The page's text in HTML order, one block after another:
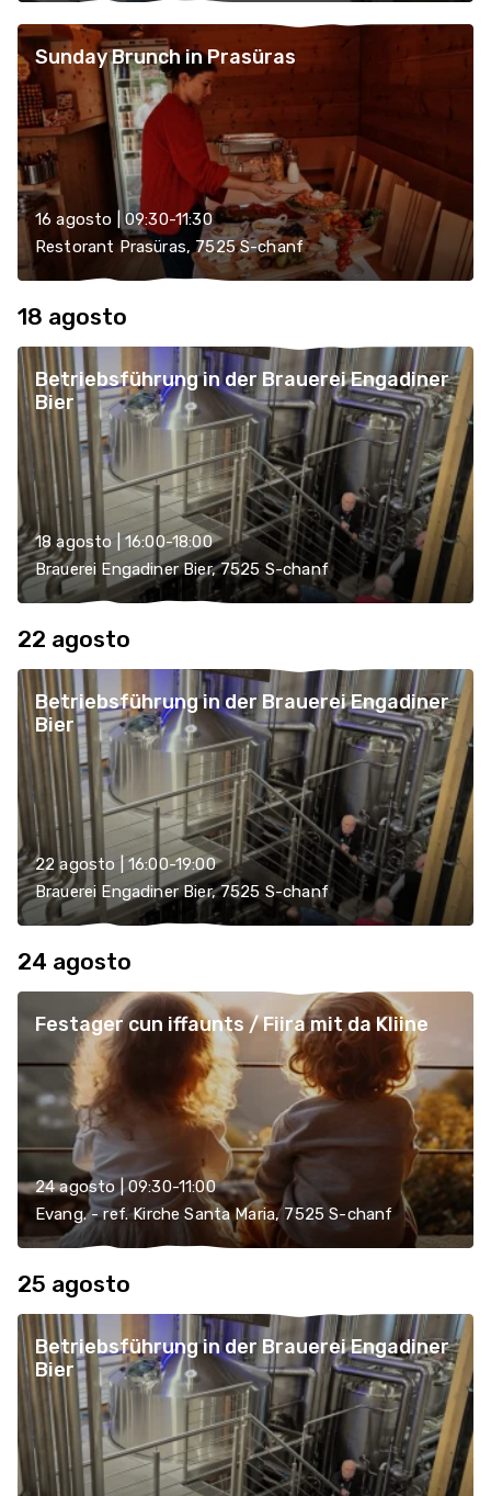
Sunday Brunch in Prasüras
16 agosto | 09:30-11:30
Restorant Prasüras, 7525 S-chanf
18 agosto
Betriebsführung in der Brauerei Engadiner
Bier
18 agosto | 16:00-18:00
Brauerei Engadiner Bier, 7525 S-chanf
22 agosto
Betriebsführung in der Brauerei Engadiner
Bier
22 agosto | 16:00-19:00
Brauerei Engadiner Bier, 7525 S-chanf
24 agosto
Festager cun iffaunts / Fiira mit da Kliine
24 agosto | 09:30-11:00
Evang. - ref. Kirche Santa Maria, 7525 S-chanf
25 agosto
Betriebsführung in der Brauerei Engadiner
Bier